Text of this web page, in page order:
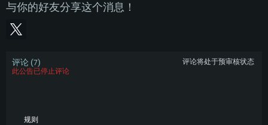
与你的好友分享这个消息！
评论 (7)
评论将处于预审核状态
此公告已停止评论
规则